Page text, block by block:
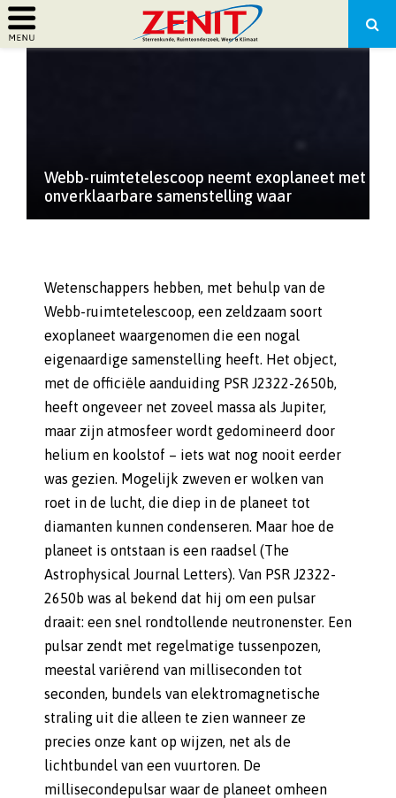
PRIMARY
Webb-ruimtetelescoop neemt exoplaneet met
onverklaarbare samenstelling waar
Wetenschappers hebben, met behulp van de
Webb-ruimtetelescoop, een zeldzaam soort
exoplaneet waargenomen die een nogal
eigenaardige samenstelling heeft. Het object,
met de officiële aanduiding PSR J2322-2650b,
heeft ongeveer net zoveel massa als Jupiter,
maar zijn atmosfeer wordt gedomineerd door
helium en koolstof – iets wat nog nooit eerder
was gezien. Mogelijk zweven er wolken van
roet in de lucht, die diep in de planeet tot
diamanten kunnen condenseren. Maar hoe de
planeet is ontstaan is een raadsel (The
Astrophysical Journal Letters). Van PSR J2322-
2650b was al bekend dat hij om een pulsar
draait: een snel rondtollende neutronenster. Een
pulsar zendt met regelmatige tussenpozen,
meestal variërend van milliseconden tot
seconden, bundels van elektromagnetische
straling uit die alleen te zien wanneer ze
precies onze kant op wijzen, net als de
lichtbundel van een vuurtoren. De
millisecondepulsar waar de planeet omheen